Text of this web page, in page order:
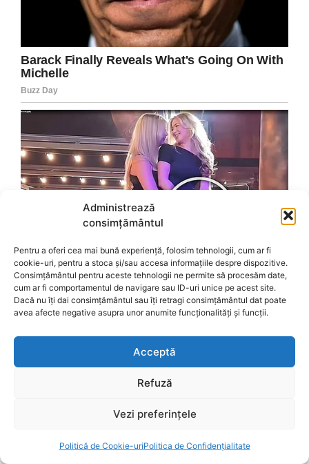
Administrează
consimțământul
Pentru a oferi cea mai bună experiență, folosim tehnologii, cum ar fi
cookie-uri, pentru a stoca și/sau accesa informațiile despre dispozitive.
Consimțământul pentru aceste tehnologii ne permite să procesăm date,
cum ar fi comportamentul de navigare sau ID-uri unice pe acest site.
Dacă nu îți dai consimțământul sau îți retragi consimțământul dat poate
avea afecte negative asupra unor anumite funcționalități și funcții.
Acceptă
Refuză
Vezi preferințele
Politică de Cookie-uriPolitica de Confidențialitate